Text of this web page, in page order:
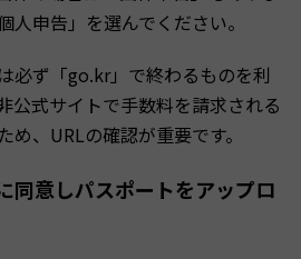
人申告」を選んでください。
必ず「go.kr」で終わるものを利
公式サイトで手数料を請求される
、URLの確認が重要です。
同意しパスポートをアップロ